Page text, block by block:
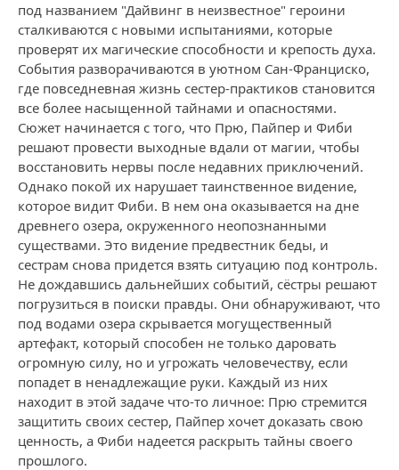
под названием "Дайвинг в неизвестное" героини
сталкиваются с новыми испытаниями, которые
проверят их магические способности и крепость духа.
События разворачиваются в уютном Сан-Франциско,
где повседневная жизнь сестер-практиков становится
все более насыщенной тайнами и опасностями.
Сюжет начинается с того, что Прю, Пайпер и Фиби
решают провести выходные вдали от магии, чтобы
восстановить нервы после недавних приключений.
Однако покой их нарушает таинственное видение,
которое видит Фиби. В нем она оказывается на дне
древнего озера, окруженного неопознанными
существами. Это видение предвестник беды, и
сестрам снова придется взять ситуацию под контроль.
Не дождавшись дальнейших событий, сёстры решают
погрузиться в поиски правды. Они обнаруживают, что
под водами озера скрывается могущественный
артефакт, который способен не только даровать
огромную силу, но и угрожать человечеству, если
попадет в ненадлежащие руки. Каждый из них
находит в этой задаче что-то личное: Прю стремится
защитить своих сестер, Пайпер хочет доказать свою
ценность, а Фиби надеется раскрыть тайны своего
прошлого.